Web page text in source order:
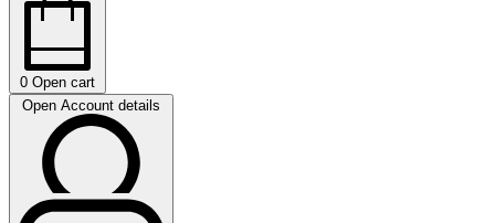
0 Open cart
Open Account details